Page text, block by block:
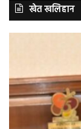
खेत खलिहान